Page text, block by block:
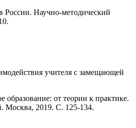
России. Научно-методический
учителя с замещающей
образование: от теории к практике.
Москва, 2019. С. 125-134.